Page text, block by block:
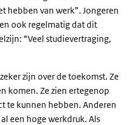
hebben van werk”. Jongeren
ook regelmatig dat dit
“Veel studievertraging,
zijn over de toekomst. Ze
komen. Ze zien ertegenop
te kunnen hebben. Anderen
een hoge werkdruk. Als